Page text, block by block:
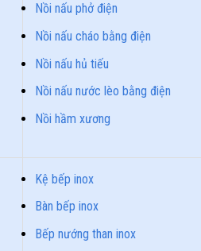
Nồi nấu phở điện
Nồi nấu cháo bằng điện
Nồi nấu hủ tiếu
Nồi nấu nước lèo bằng điện
Nồi hầm xương
Kệ bếp inox
Bàn bếp inox
Bếp nướng than inox